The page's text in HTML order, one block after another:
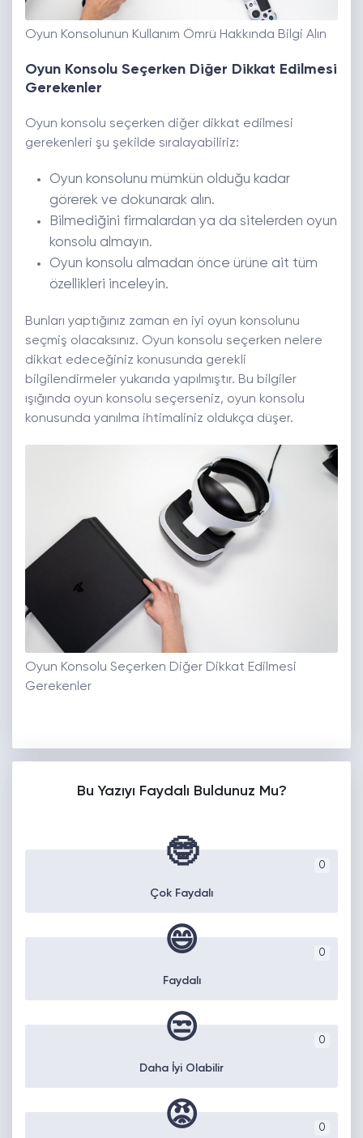
Oyun Konsolunun Kullanım Ömrü Hakkında Bilgi Alın
Oyun Konsolu Seçerken Diğer Dikkat Edilmesi
Gerekenler
Oyun konsolu seçerken diğer dikkat edilmesi
gerekenleri şu şekilde sıralayabiliriz:
Oyun konsolunu mümkün olduğu kadar
görerek ve dokunarak alın.
Bilmediğini firmalardan ya da sitelerden oyun
konsolu almayın.
Oyun konsolu almadan önce ürüne ait tüm
özellikleri inceleyin.
Bunları yaptığınız zaman en iyi oyun konsolunu
seçmiş olacaksınız. Oyun konsolu seçerken nelere
dikkat edeceğiniz konusunda gerekli
bilgilendirmeler yukarıda yapılmıştır. Bu bilgiler
ışığında oyun konsolu seçerseniz, oyun konsolu
konusunda yanılma ihtimaliniz oldukça düşer.
Oyun Konsolu Seçerken Diğer Dikkat Edilmesi
Gerekenler
Bu Yazıyı Faydalı Buldunuz Mu?
0
🤓
Çok Faydalı
0
😄
Faydalı
0
😒
Daha İyi Olabilir
0
😡